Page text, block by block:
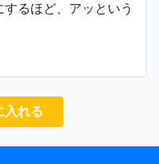
るほど、アッという
れる